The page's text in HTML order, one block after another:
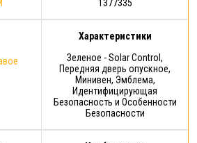
1377335
Характеристики
Зеленое - Solar Control,
Передняя дверь опускное,
Минивен, Эмблема,
Идентифицирующая
Безопасность и Особенности
Безопасности